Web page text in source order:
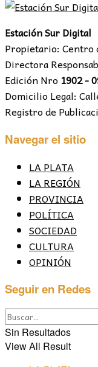
Estación Sur Digital
Propietario: Centro
Directora
Edición Nro 1902 -
Domicilio Legal:
Registro de
Navegar el sitio
LA PLATA
LA REGIÓN
PROVINCIA
POLÍTICA
SOCIEDAD
CULTURA
OPINIÓN
Seguir en Redes
Sin Resultados
View All Result